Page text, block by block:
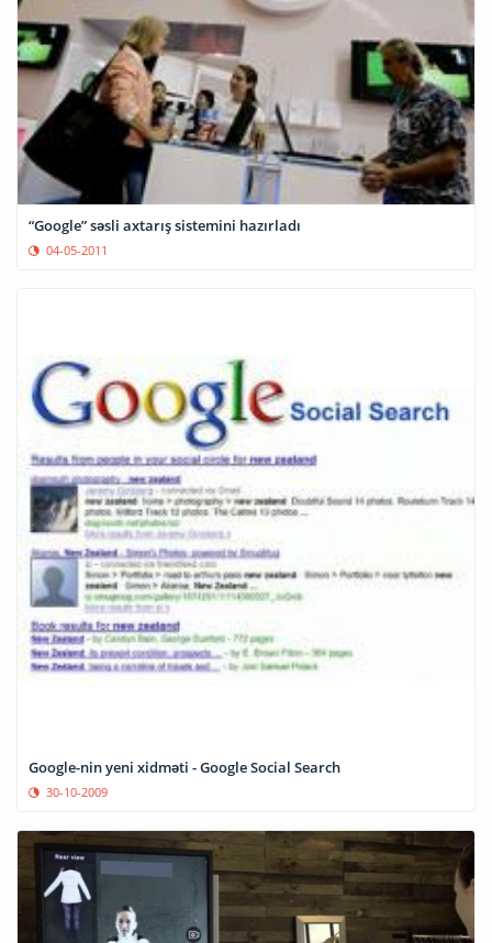
“Google” səsli axtarış sistemini hazırladı
04-05-2011
Google-nin yeni xidməti - Google Social Search
30-10-2009